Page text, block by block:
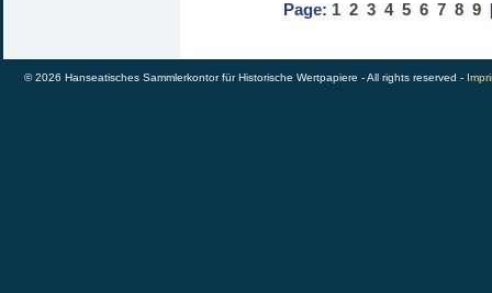
Page: 1 2 3 4 5 6 7 8 9
© 2026 Hanseatisches Sammlerkontor für Historische Wertpapiere - All rights reserved -